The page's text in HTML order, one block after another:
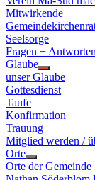
Mitwirkende
Seelsorge
Fragen + Antworten
Glaube
Show
sub
menu
unser Glaube
Gottesdienst
Taufe
Konfirmation
Trauung
Mitglied werden /
Orte
Show
sub
Orte der Gemeinde